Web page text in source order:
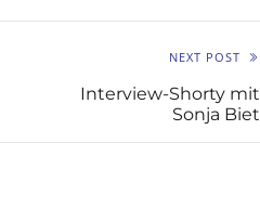
NEXT POST
Interview-Shorty mit
Sonja Biet